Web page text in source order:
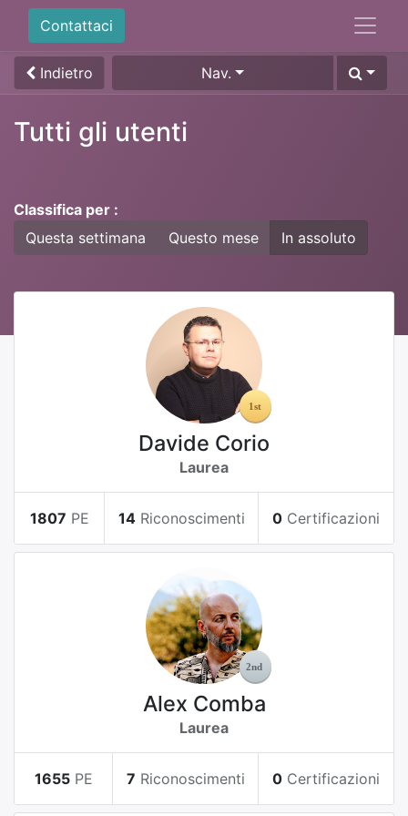
Contattaci
Indietro Nav.
Tutti gli utenti
Classifica per :
Questa settimana
Questo mese In assoluto
Davide Corio
Laurea
1807 PE 14 Riconoscimenti 0 Certificazioni
Alex Comba
Laurea
1655 PE 7 Riconoscimenti 0 Certificazioni